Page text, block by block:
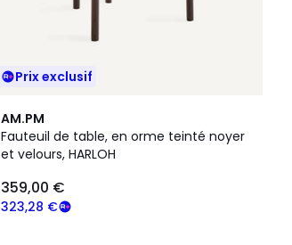
Prix exclusif
AM.PM
Fauteuil de table, en orme teinté noyer
et velours, HARLOH
323,28 €
359,00 €